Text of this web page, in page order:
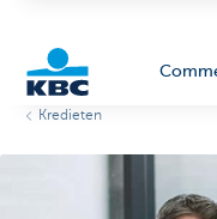
Kredieten